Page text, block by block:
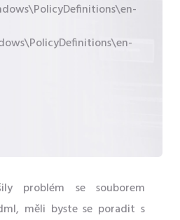
problém se souborem
měli byste se poradit s